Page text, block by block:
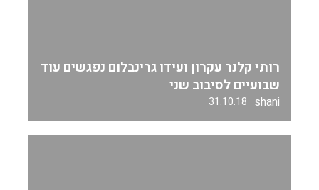
רותי קלנר עקרון ועידו גרינבלום נפגשים עוד
שבועיים לסיבוב שני
shani
31.10.18